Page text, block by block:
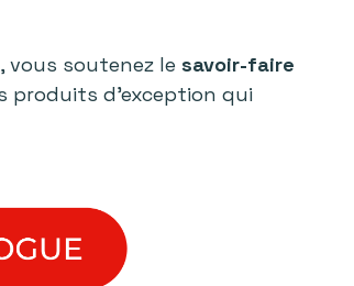
soutenez le savoir-faire
produits d’exception qui